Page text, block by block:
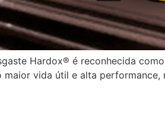
Hardox® é reconhecida
vida útil e alta performance,